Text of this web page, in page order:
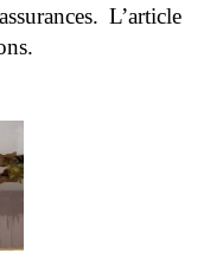
L’article